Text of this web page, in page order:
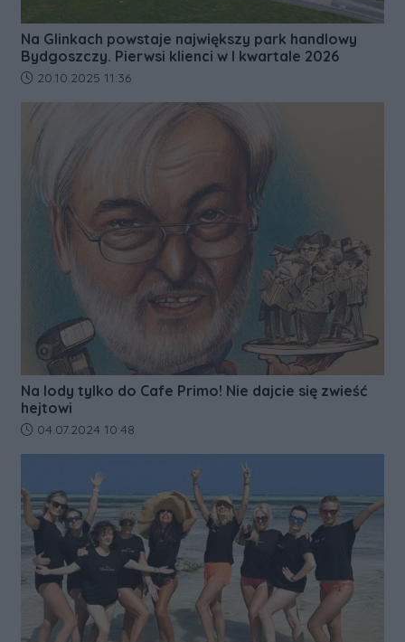
Na Glinkach powstaje największy park handlowy
Bydgoszczy. Pierwsi klienci w I kwartale 2026
Data dodania artykułu:
20.10.2025 11:36
Na lody tylko do Cafe Primo! Nie dajcie się zwieść
hejtowi
Data dodania artykułu:
04.07.2024 10:48